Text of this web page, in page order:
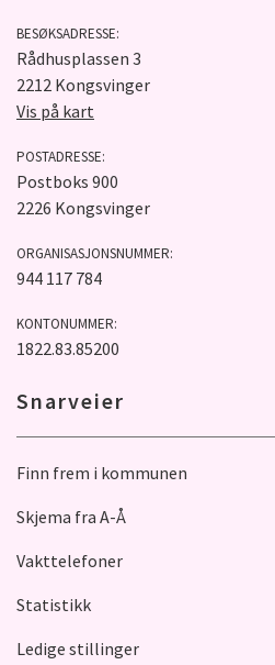
BESØKSADRESSE:
Rådhusplassen 3
2212 Kongsvinger
Vis på kart
POSTADRESSE:
Postboks 900
2226 Kongsvinger
ORGANISASJONSNUMMER:
944 117 784
KONTONUMMER:
1822.83.85200
Snarveier
Finn frem i kommunen
Skjema fra A-Å
Vakttelefoner
Statistikk
Ledige stillinger